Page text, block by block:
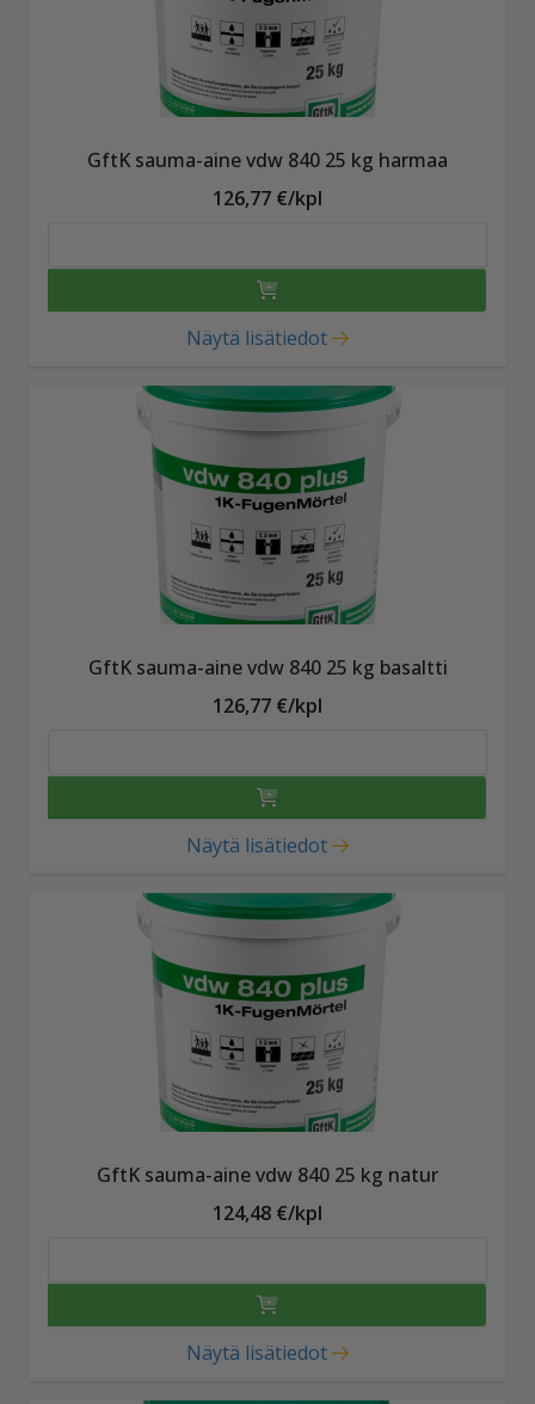
GftK sauma-aine vdw 840 25 kg harmaa
126,77 €/kpl
Näytä lisätiedot
GftK sauma-aine vdw 840 25 kg basaltti
126,77 €/kpl
Näytä lisätiedot
GftK sauma-aine vdw 840 25 kg natur
124,48 €/kpl
Näytä lisätiedot